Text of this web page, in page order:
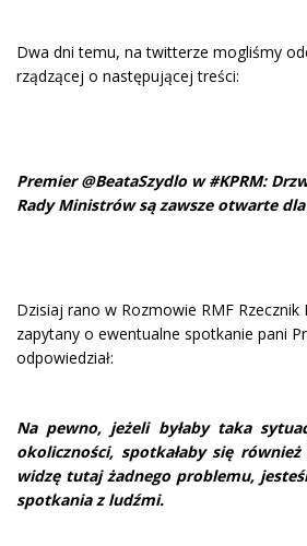
Dwa dni temu, na twitterze mogliśmy
rządzącej o następującej treści:
Premier @BeataSzydlo w #KPRM:
Rady Ministrów są zawsze otwarte
Dzisiaj rano w Rozmowie RMF Rzecznik
zapytany o ewentualne spotkanie pani
odpowiedział:
Na pewno, jeżeli byłaby taka
okoliczności, spotkałaby się
widzę tutaj żadnego problemu,
spotkania z ludźmi.